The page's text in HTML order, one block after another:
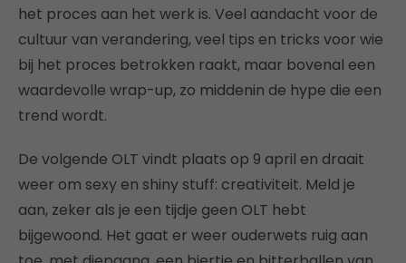
het proces aan het werk is. Veel aandacht voor de
cultuur van verandering, veel tips en tricks voor wie
bij het proces betrokken raakt, maar bovenal een
waardevolle wrap-up, zo middenin de hype die een
trend wordt.
De volgende OLT vindt plaats op 9 april en draait
weer om sexy en shiny stuff: creativiteit. Meld je
aan, zeker als je een tijdje geen OLT hebt
bijgewoond. Het gaat er weer ouderwets ruig aan